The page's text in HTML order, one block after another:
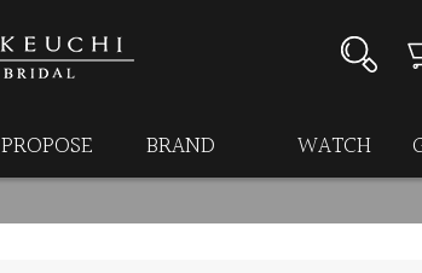
PROPOSE BRAND WATCH